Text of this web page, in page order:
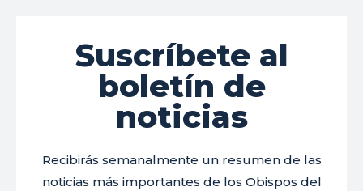
Suscríbete al
boletín de
noticias
Recibirás semanalmente un resumen de las
noticias más importantes de los Obispos del